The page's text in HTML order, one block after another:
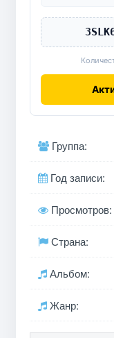
Группа:
Год записи:
Просмотров:
Страна:
Альбом:
Жанр: